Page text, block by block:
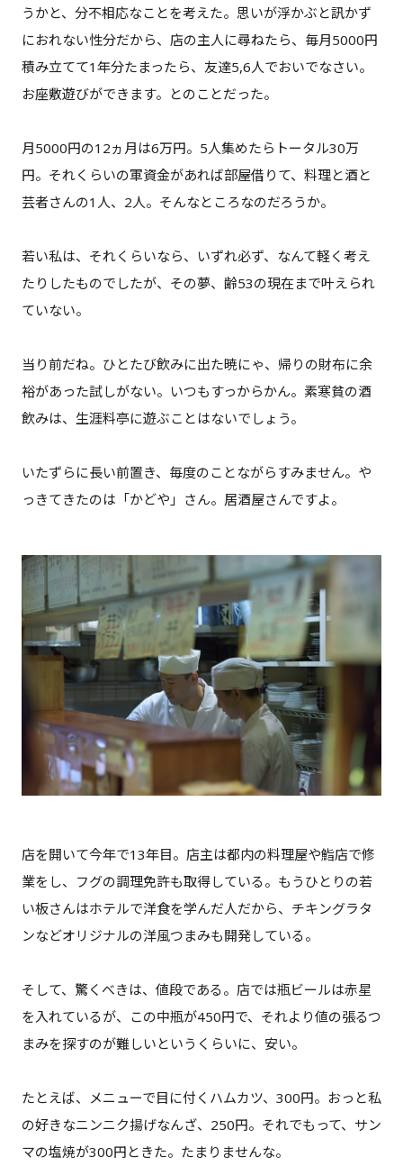
うかと、分不相応なことを考えた。思いが浮かぶと訊かず
におれない性分だから、店の主人に尋ねたら、毎月5000円
積み立てて1年分たまったら、友達5,6人でおいでなさい。
お座敷遊びができます。とのことだった。
月5000円の12ヵ月は6万円。5人集めたらトータル30万
円。それくらいの軍資金があれば部屋借りて、料理と酒と
芸者さんの1人、2人。そんなところなのだろうか。
若い私は、それくらいなら、いずれ必ず、なんて軽く考え
たりしたものでしたが、その夢、齢53の現在まで叶えられ
ていない。
当り前だね。ひとたび飲みに出た暁にゃ、帰りの財布に余
裕があった試しがない。いつもすっからかん。素寒貧の酒
飲みは、生涯料亭に遊ぶことはないでしょう。
いたずらに長い前置き、毎度のことながらすみません。や
っきてきたのは「かどや」さん。居酒屋さんですよ。
店を開いて今年で13年目。店主は都内の料理屋や鮨店で修
業をし、フグの調理免許も取得している。もうひとりの若
い板さんはホテルで洋食を学んだ人だから、チキングラタ
ンなどオリジナルの洋風つまみも開発している。
そして、驚くべきは、値段である。店では瓶ビールは赤星
を入れているが、この中瓶が450円で、それより値の張るつ
まみを探すのが難しいというくらいに、安い。
たとえば、メニューで目に付くハムカツ、300円。おっと私
の好きなニンニク揚げなんざ、250円。それでもって、サン
マの塩焼が300円ときた。たまりませんな。